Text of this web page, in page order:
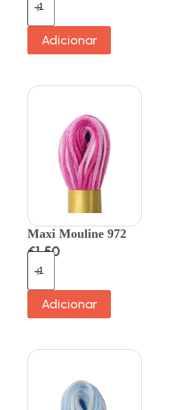
Adicionar
Maxi Mouline 972
€1.50
Adicionar